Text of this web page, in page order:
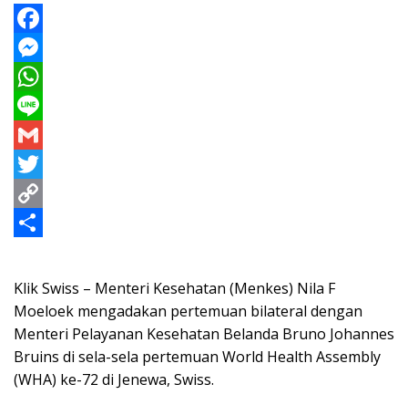
F
a
c
e
b
o
o
M
e
s
s
e
n
e
r
W
h
a
t
s
p
p
L
n
e
G
m
a
l
T
w
t
t
e
r
C
p
y
L
i
h
a
r
e
Klik Swiss – Menteri Kesehatan (Menkes) Nila F
Moeloek mengadakan pertemuan bilateral dengan
Menteri Pelayanan Kesehatan Belanda Bruno Johannes
Bruins di sela-sela pertemuan World Health Assembly
(WHA) ke-72 di Jenewa, Swiss.